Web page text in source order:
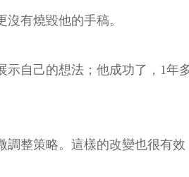
有燒毀他的手稿。
自己的想法；他成功了，1年
整策略。這樣的改變也很有